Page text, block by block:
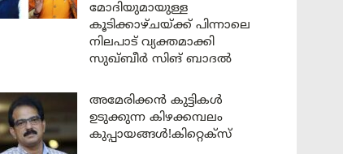
മോദിയുമായുള്ള
കൂടിക്കാഴ്ചയ്ക്ക് പിന്നാലെ
നിലപാട് വ്യക്തമാക്കി
സുഖ്ബീർ സിങ് ബാദൽ
അമേരിക്കൻ കുട്ടികൾ
ഉടുക്കുന്ന കിഴക്കമ്പലം
കുപ്പായങ്ങൾ!കിറ്റെക്സ്